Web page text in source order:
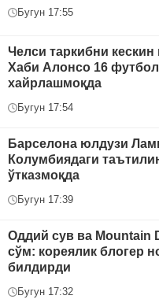
Бугун 17:55
Челси таркибни кескин
Хаби Алонсо 16
хайрлашмоқда
Бугун 17:54
Барселона юлдузи
Колумбиядаги
ўтказмоқда
Бугун 17:39
Оддий сув ва Mountain
сўм: кореялик блогер
билдирди
Бугун 17:32